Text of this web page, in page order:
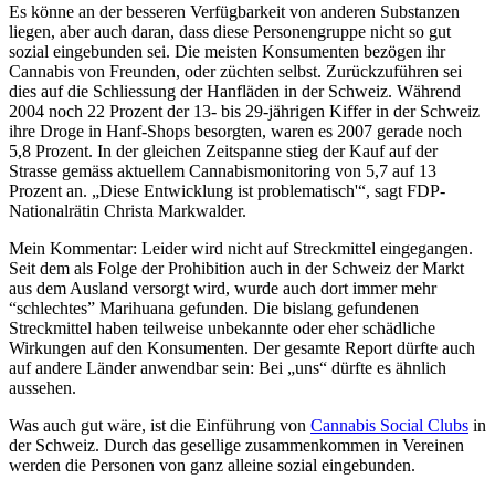
Es könne an der besseren Verfügbarkeit von anderen Substanzen
liegen, aber auch daran, dass diese Personengruppe nicht so gut
sozial eingebunden sei. Die meisten Konsumenten bezögen ihr
Cannabis von Freunden, oder züchten selbst. Zurückzuführen sei
dies auf die Schliessung der Hanfläden in der Schweiz. Während
2004 noch 22 Prozent der 13- bis 29-jährigen Kiffer in der Schweiz
ihre Droge in Hanf-Shops besorgten, waren es 2007 gerade noch
5,8 Prozent. In der gleichen Zeitspanne stieg der Kauf auf der
Strasse gemäss aktuellem Cannabismonitoring von 5,7 auf 13
Prozent an. „Diese Entwicklung ist problematisch'“, sagt FDP-
Nationalrätin Christa Markwalder.
Mein Kommentar: Leider wird nicht auf Streckmittel eingegangen.
Seit dem als Folge der Prohibition auch in der Schweiz der Markt
aus dem Ausland versorgt wird, wurde auch dort immer mehr
“schlechtes” Marihuana gefunden. Die bislang gefundenen
Streckmittel haben teilweise unbekannte oder eher schädliche
Wirkungen auf den Konsumenten. Der gesamte Report dürfte auch
auf andere Länder anwendbar sein: Bei „uns“ dürfte es ähnlich
aussehen.
Was auch gut wäre, ist die Einführung von Cannabis Social Clubs in
der Schweiz. Durch das gesellige zusammenkommen in Vereinen
werden die Personen von ganz alleine sozial eingebunden.